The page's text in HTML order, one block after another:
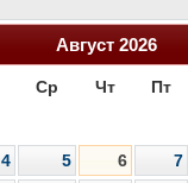
Август 2026
Ср Чт Пт
4 5 6 7